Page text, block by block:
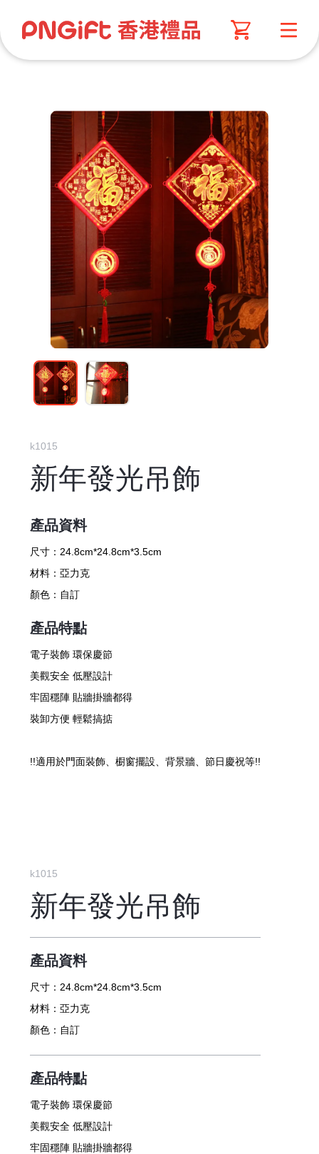
k1015
新年發光吊飾
產品資料
尺寸： 24.8cm*24.8cm*3.5cm
材料： 亞力克
顏色： 自訂
產品特點
電子裝飾 環保慶節
美觀安全 低壓設計
牢固穩陣 貼牆掛牆都得
裝卸方便 輕鬆搞掂
!!適用於門面裝飾、櫉窗擺設、背景牆、節日慶祝等!!
k1015
新年發光吊飾
產品資料
尺寸： 24.8cm*24.8cm*3.5cm
材料： 亞力克
顏色： 自訂
產品特點
電子裝飾 環保慶節
美觀安全 低壓設計
牢固穩陣 貼牆掛牆都得